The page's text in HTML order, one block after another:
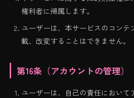
権利者に帰属します。
ユーザーは、本サービスのコンテ
載、改変することはできません。
第16条（アカウントの管理）
ユーザーは、自己の責任において